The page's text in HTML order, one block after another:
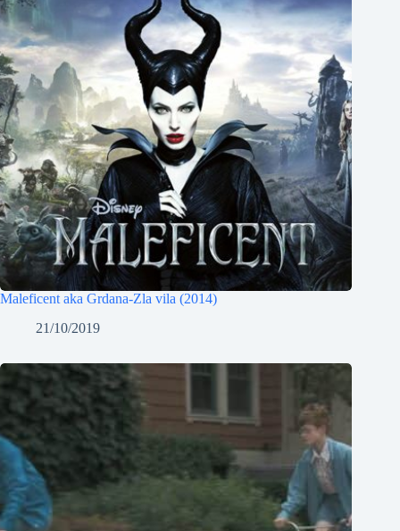
Maleficent aka Grdana-Zla vila (2014)
21/10/2019